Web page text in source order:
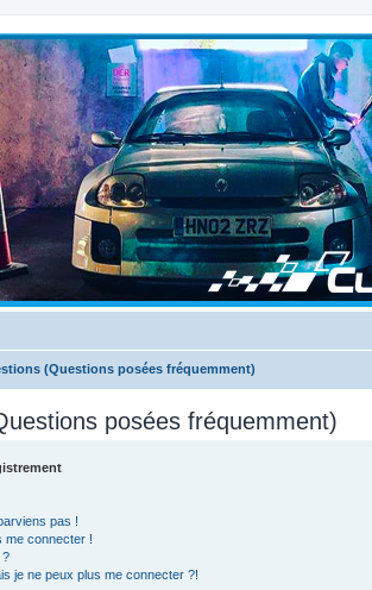
(Questions posées fréquemment)
posées fréquemment)
pas !
me connecter !
?
je ne peux plus me connecter ?!